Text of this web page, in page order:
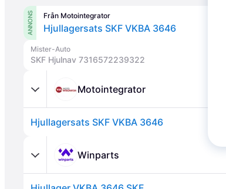
ANNONS Från Motointegrator
Hjullagersats SKF VKBA 3646
Mister-Auto
SKF Hjulnav 7316572239322
Motointegrator
Hjullagersats SKF VKBA 3646
Winparts